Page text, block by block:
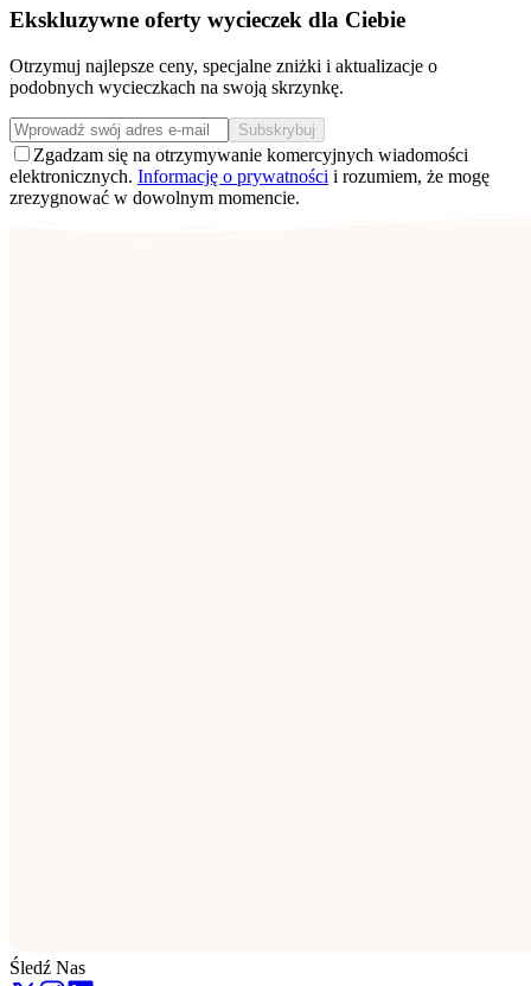
Ekskluzywne oferty wycieczek dla Ciebie
Otrzymuj najlepsze ceny, specjalne zniżki i aktualizacje o
podobnych wycieczkach na swoją skrzynkę.
Subskrybuj
Zgadzam się na otrzymywanie komercyjnych wiadomości
elektronicznych. Informację o prywatności i rozumiem, że mogę
zrezygnować w dowolnym momencie.
Śledź Nas